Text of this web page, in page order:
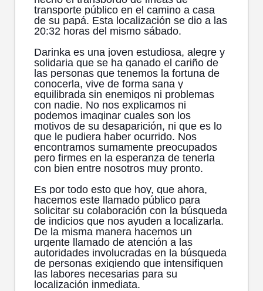
transporte público en el camino a casa
de su papá. Esta localización se dio a las
20:32 horas del mismo sábado.
Darinka es una joven estudiosa, alegre y
solidaria que se ha ganado el cariño de
las personas que tenemos la fortuna de
conocerla, vive de forma sana y
equilibrada sin enemigos ni problemas
con nadie. No nos explicamos ni
podemos imaginar cuales son los
motivos de su desaparición, ni que es lo
que le pudiera haber ocurrido. Nos
encontramos sumamente preocupados
pero firmes en la esperanza de tenerla
con bien entre nosotros muy pronto.
Es por todo esto que hoy, que ahora,
hacemos este llamado público para
solicitar su colaboración con la búsqueda
de indicios que nos ayuden a localizarla.
De la misma manera hacemos un
urgente llamado de atención a las
autoridades involucradas en la búsqueda
de personas exigiendo que intensifiquen
las labores necesarias para su
localización inmediata.